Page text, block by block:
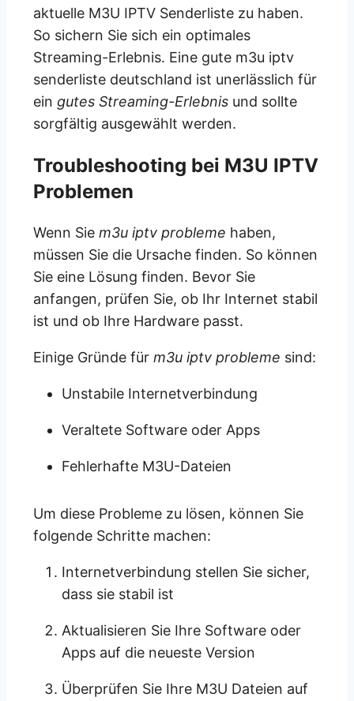
aktuelle M3U IPTV Senderliste zu haben.
So sichern Sie sich ein optimales
Streaming-Erlebnis. Eine gute m3u iptv
senderliste deutschland ist unerlässlich für
ein gutes Streaming-Erlebnis und sollte
sorgfältig ausgewählt werden.
Troubleshooting bei M3U IPTV
Problemen
Wenn Sie m3u iptv probleme haben,
müssen Sie die Ursache finden. So können
Sie eine Lösung finden. Bevor Sie
anfangen, prüfen Sie, ob Ihr Internet stabil
ist und ob Ihre Hardware passt.
Einige Gründe für m3u iptv probleme sind:
Unstabile Internetverbindung
Veraltete Software oder Apps
Fehlerhafte M3U-Dateien
Um diese Probleme zu lösen, können Sie
folgende Schritte machen:
Internetverbindung stellen Sie sicher,
dass sie stabil ist
Aktualisieren Sie Ihre Software oder
Apps auf die neueste Version
Überprüfen Sie Ihre M3U Dateien auf